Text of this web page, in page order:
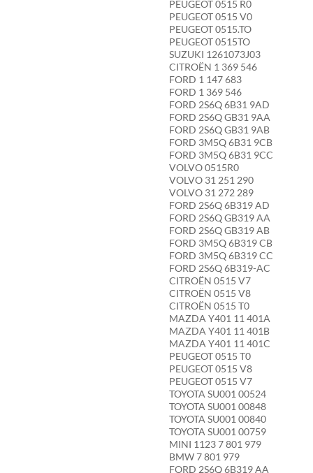
PEUGEOT 0515 R0
PEUGEOT 0515 V0
PEUGEOT 0515.TO
PEUGEOT 0515TO
SUZUKI 1261073J03
CITROËN 1 369 546
FORD 1 147 683
FORD 1 369 546
FORD 2S6Q 6B31 9AD
FORD 2S6Q GB31 9AA
FORD 2S6Q GB31 9AB
FORD 3M5Q 6B31 9CB
FORD 3M5Q 6B31 9CC
VOLVO 0515R0
VOLVO 31 251 290
VOLVO 31 272 289
FORD 2S6Q 6B319 AD
FORD 2S6Q GB319 AA
FORD 2S6Q GB319 AB
FORD 3M5Q 6B319 CB
FORD 3M5Q 6B319 CC
FORD 2S6Q 6B319-AC
CITROËN 0515 V7
CITROËN 0515 V8
CITROËN 0515 T0
MAZDA Y401 11 401A
MAZDA Y401 11 401B
MAZDA Y401 11 401C
PEUGEOT 0515 T0
PEUGEOT 0515 V8
PEUGEOT 0515 V7
TOYOTA SU001 00524
TOYOTA SU001 00848
TOYOTA SU001 00840
TOYOTA SU001 00759
MINI 1123 7 801 979
BMW 7 801 979
FORD 2S6Q 6B319 AA